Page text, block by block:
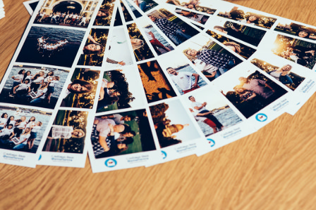
Ваш регион доставки
Выберите из списка: